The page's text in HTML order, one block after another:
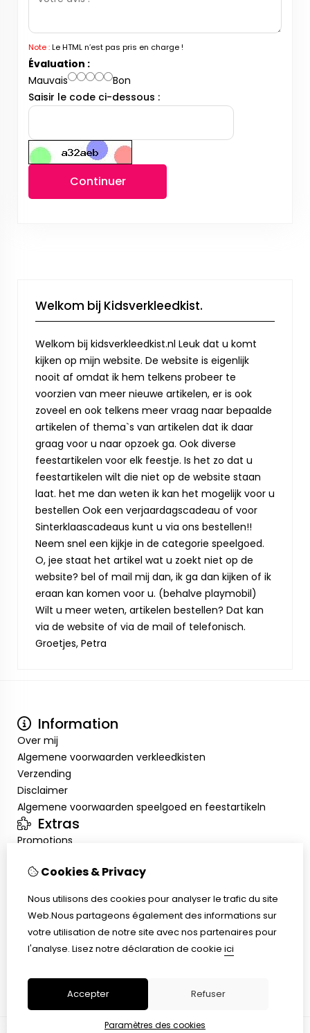
Note :Le HTML n’est pas pris en charge !
Évaluation :
Mauvais
Bon
Saisir le code ci-dessous :
Continuer
Welkom bij Kidsverkleedkist.
Welkom bij kidsverkleedkist.nl Leuk dat u komt
kijken op mijn website. De website is eigenlijk
nooit af omdat ik hem telkens probeer te
voorzien van meer nieuwe artikelen, er is ook
zoveel en ook telkens meer vraag naar bepaalde
artikelen of thema`s van artikelen dat ik daar
graag voor u naar opzoek ga. Ook diverse
feestartikelen voor elk feestje. Is het zo dat u
feestartikelen wilt die niet op de website staan
laat. het me dan weten ik kan het mogelijk voor u
bestellen Ook een verjaardagscadeau of voor
Sinterklaascadeaus kunt u via ons bestellen!!
Neem snel een kijkje in de categorie speelgoed.
O, jee staat het artikel wat u zoekt niet op de
website? bel of mail mij dan, ik ga dan kijken of ik
eraan kan komen voor u. (behalve playmobil)
Wilt u meer weten, artikelen bestellen? Dat kan
via de website of via de mail of telefonisch.
Groetjes, Petra
Information
Over mij
Algemene voorwaarden verkleedkisten
Verzending
Disclaimer
Algemene voorwaarden speelgoed en feestartikeln
Extras
Promotions
Inloggen
Service client
Retour de marchandise
Cookies & Privacy
Nous utilisons des cookies pour analyser le trafic du site
Web.Nous partageons également des informations sur
votre utilisation de notre site avec nos partenaires pour
l'analyse. Lisez notre déclaration de cookie ici
Accepter Refuser
Paramètres des cookies